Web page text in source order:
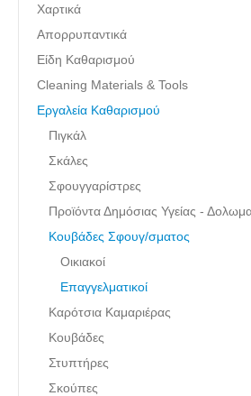
Χαρτικά
Απορρυπαντικά
Είδη Καθαρισμού
Cleaning Materials & Tools
Εργαλεία Καθαρισμού
Πιγκάλ
Σκάλες
Σφουγγαρίστρες
Προϊόντα Δημόσιας Υγείας -
Κουβάδες Σφουγ/σματος
Οικιακοί
Επαγγελματικοί
Καρότσια Καμαριέρας
Κουβάδες
Στυπτήρες
Σκούπες